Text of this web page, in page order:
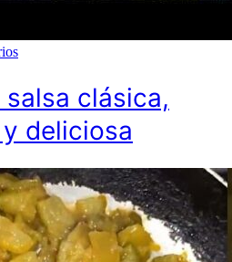
salsa clásica,
deliciosa